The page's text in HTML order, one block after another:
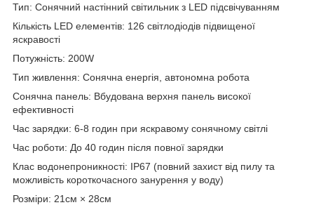
Тип: Сонячний настінний світильник з LED підсвічуванням
Кількість LED елементів: 126 світлодіодів підвищеної
яскравості
Потужність: 200W
Тип живлення: Сонячна енергія, автономна робота
Сонячна панель: Вбудована верхня панель високої
ефективності
Час зарядки: 6-8 годин при яскравому сонячному світлі
Час роботи: До 40 годин після повної зарядки
Клас водонепроникності: IP67 (повний захист від пилу та
можливість короткочасного занурення у воду)
Розміри: 21см × 28см